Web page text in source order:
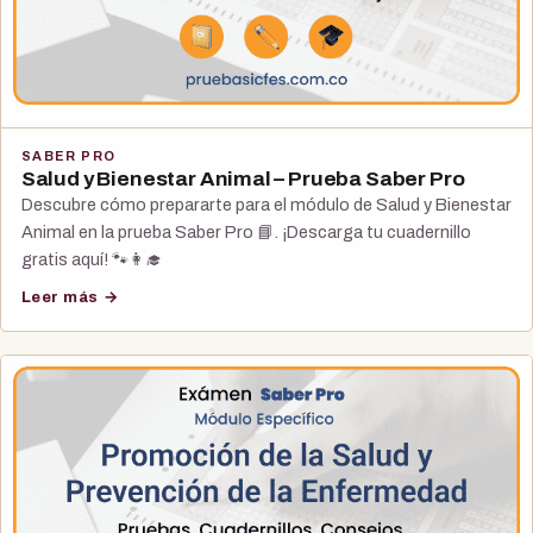
SABER PRO
Salud y Bienestar Animal – Prueba Saber Pro
Descubre cómo prepararte para el módulo de Salud y Bienestar
Animal en la prueba Saber Pro 📘. ¡Descarga tu cuadernillo
gratis aquí! 🐾👩‍🎓
Leer más →